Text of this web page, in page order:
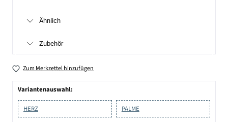
Ähnlich
Zubehör
Zum Merkzettel hinzufügen
Variantenauswahl:
HERZ PALME